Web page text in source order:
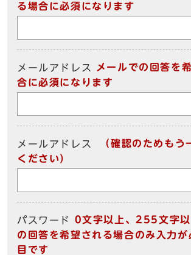
る場合に必須になります
メールアドレス
メールでの回答を
合に必須になります
メールアドレス
（確認のためもう
ください）
パスワード
0文字以上、255文字以
の回答を希望される場合のみ入力が
目です